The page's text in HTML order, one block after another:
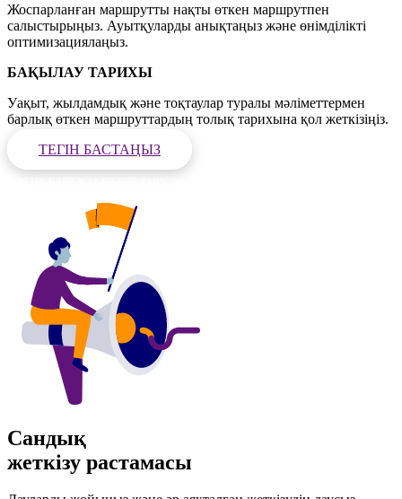
Жоспарланған маршрутты нақты өткен маршрутпен
салыстырыңыз. Ауытқуларды анықтаңыз және өнімділікті
оптимизациялаңыз.
БАҚЫЛАУ ТАРИХЫ
Уақыт, жылдамдық және тоқтаулар туралы мәліметтермен
барлық өткен маршруттардың толық тарихына қол жеткізіңіз.
ТЕГІН БАСТАҢЫЗ
Сандық
жеткізу растамасы